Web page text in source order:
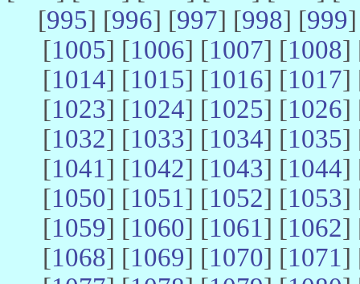
[995] [996] [997] [998] [999
[1005] [1006] [1007] [1008]
[1014] [1015] [1016] [1017]
[1023] [1024] [1025] [1026]
[1032] [1033] [1034] [1035]
[1041] [1042] [1043] [1044]
[1050] [1051] [1052] [1053]
[1059] [1060] [1061] [1062]
[1068] [1069] [1070] [1071]